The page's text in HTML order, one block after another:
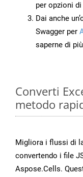
per opzioni
Dai anche
Swagger per
saperne di
Converti
metodo
Migliora i flussi di
convertendo i file
Aspose.Cells.